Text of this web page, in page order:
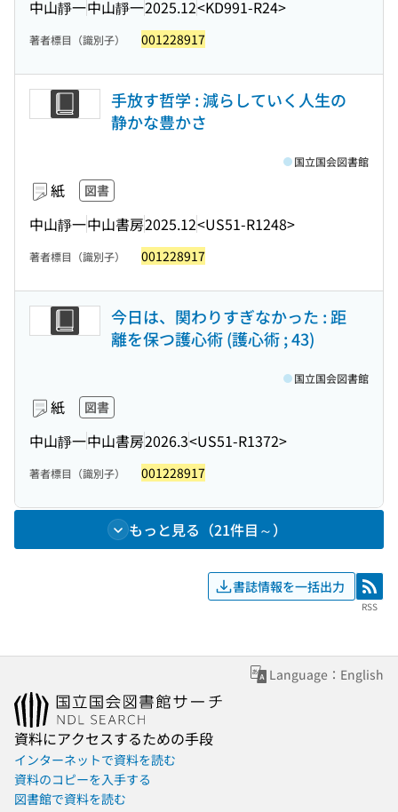
中山靜一中山靜一2025.12<KD991-R24>
著者標目（識別子） 001228917
手放す哲学 : 減らしていく人生の
静かな豊かさ
紙 図書
中山靜一中山書房2025.12<US51-R1248>
国立国会図書館
著者標目（識別子） 001228917
今日は、関わりすぎなかった : 距
離を保つ護心術 (護心術 ; 43)
紙 図書
中山靜一中山書房2026.3<US51-R1372>
国立国会図書館
著者標目（識別子） 001228917
もっと見る（21件目～）
書誌情報を一括出力 RSS
RSS
Language：English
資料にアクセスするための手段
インターネットで資料を読む
資料のコピーを入手する
図書館で資料を読む